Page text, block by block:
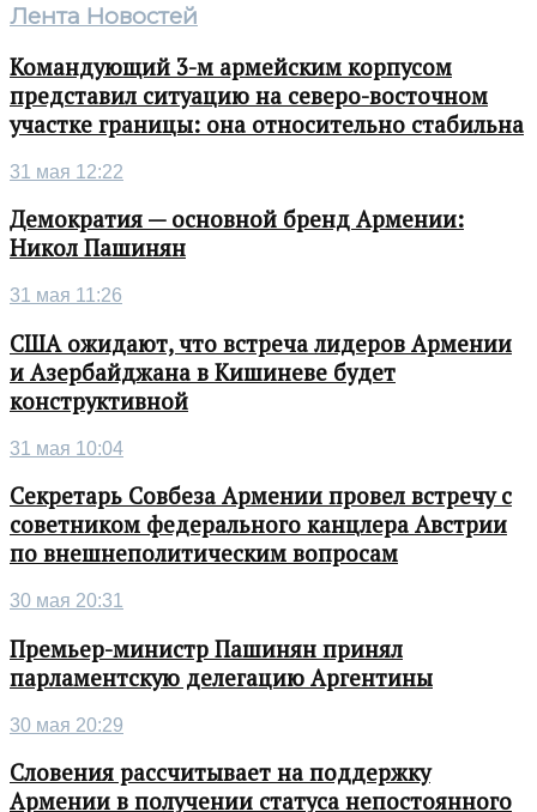
Лента Новостей
Командующий 3-м армейским корпусом
представил ситуацию на северо-восточном
участке границы: она относительно стабильна
31 мая 12:22
Демократия — основной бренд Армении:
Никол Пашинян
31 мая 11:26
США ожидают, что встреча лидеров Армении
и Азербайджана в Кишиневе будет
конструктивной
31 мая 10:04
Секретарь Совбеза Армении провел встречу с
советником федерального канцлера Австрии
по внешнеполитическим вопросам
30 мая 20:31
Премьер-министр Пашинян принял
парламентскую делегацию Аргентины
30 мая 20:29
Словения рассчитывает на поддержку
Армении в получении статуса непостоянного